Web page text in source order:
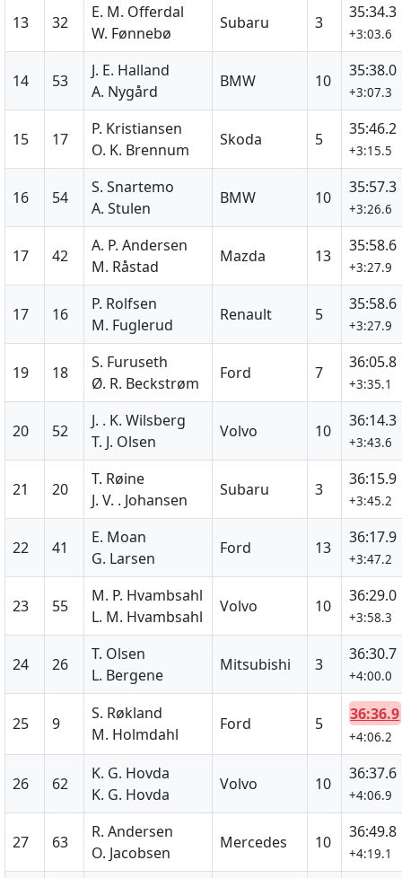
13 32
E. M. Offerdal
W. Fønnebø
Subaru 3
35:34.3
+3:03.6
14 53
J. E. Halland
A. Nygård
BMW 10
35:38.0
+3:07.3
15 17
P. Kristiansen
O. K. Brennum
Skoda 5
35:46.2
+3:15.5
16 54
S. Snartemo
A. Stulen
BMW 10
35:57.3
+3:26.6
17 42
A. P. Andersen
M. Råstad
Mazda 13
35:58.6
+3:27.9
17 16
P. Rolfsen
M. Fuglerud
Renault 5
35:58.6
+3:27.9
19 18
S. Furuseth
Ø. R. Beckstrøm
Ford 7
36:05.8
+3:35.1
20 52
J. . K. Wilsberg
T. J. Olsen
Volvo 10
36:14.3
+3:43.6
21 20
T. Røine
J. V. . Johansen
Subaru 3
36:15.9
+3:45.2
22 41
E. Moan
G. Larsen
Ford 13
36:17.9
+3:47.2
23 55
M. P. Hvambsahl
L. M. Hvambsahl
Volvo 10
36:29.0
+3:58.3
24 26
T. Olsen
L. Bergene
Mitsubishi 3
36:30.7
+4:00.0
25 9
S. Røkland
M. Holmdahl
Ford 5
36:36.9
+4:06.2
26 62
K. G. Hovda
K. G. Hovda
Volvo 10
36:37.6
+4:06.9
27 63
R. Andersen
O. Jacobsen
Mercedes 10
36:49.8
+4:19.1